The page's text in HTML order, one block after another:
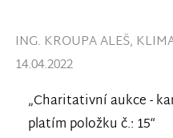
ING. KROUPA ALEŠ,
14.04.2022
„Charitativní aukce -
platím položku č.: 15“